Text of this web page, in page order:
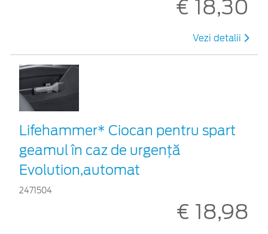
€ 18,30
Vezi detalii
Lifehammer* Ciocan pentru spart
geamul în caz de urgenţă
Evolution,automat
2471504
€ 18,98